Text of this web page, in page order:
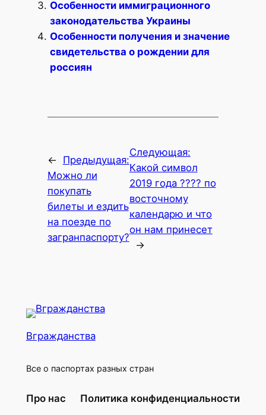
Особенности иммиграционного
законодательства Украины
Особенности получения и значение
свидетельства о рождении для
россиян
←
Предыдущая:
Можно ли
покупать
билеты и ездить
на поезде по
загранпаспорту?
Следующая:
Какой символ
2019 года ???? по
восточному
календарю и что
он нам принесет
→
Вгражданства
Все о паспортах разных стран
Про нас Политика конфиденциальности